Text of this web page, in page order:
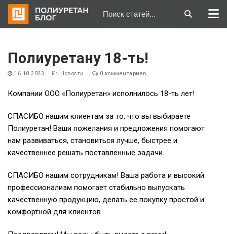
содержимому
Полиуретану 18-ть!
16.10.2023 Новости 0 комментариев
Компании ООО «Полиуретан» исполнилось 18-ть лет!
СПАСИБО нашим клиентам за то, что вы выбираете
Полиуретан! Ваши пожелания и предложения помогают
нам развиваться, становиться лучше, быстрее и
качественнее решать поставленные задачи.
СПАСИБО нашим сотрудникам! Ваша работа и высокий
профессионализм помогает стабильно выпускать
качественную продукцию, делать ее покупку простой и
комфортной для клиентов.